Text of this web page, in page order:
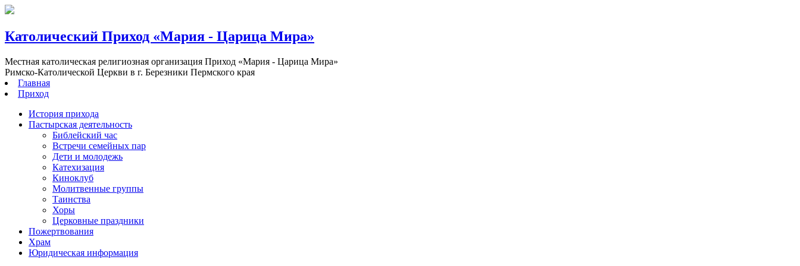
Католический Приход «Мария - Царица Мира»
Местная католическая религиозная организация Приход «Мария - Царица Мира»
Римско-Католической Церкви в г. Березники Пермского края
Главная
Приход
История прихода
Пастырская деятельность
Библейский час
Встречи семейных пар
Дети и молодежь
Катехизация
Киноклуб
Молитвенные группы
Таинства
Хоры
Церковные праздники
Пожертвования
Храм
Юридическая информация